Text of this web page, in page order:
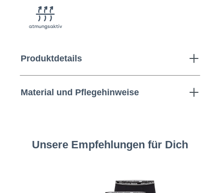
Produktdetails
Material und Pflegehinweise
Unsere Empfehlungen für Dich